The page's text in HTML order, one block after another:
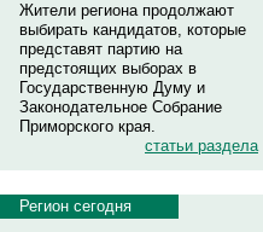
Жители региона продолжают
выбирать кандидатов, которые
представят партию на
предстоящих выборах в
Государственную Думу и
Законодательное Собрание
Приморского края.
статьи раздела
Регион сегодня